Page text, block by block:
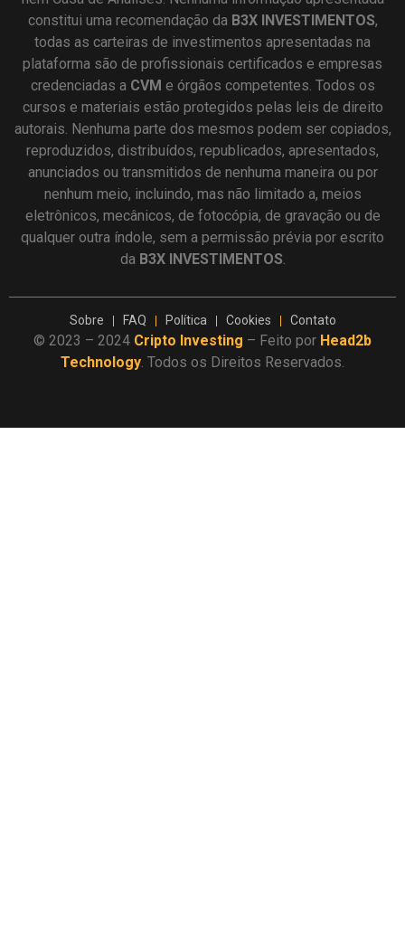
constitui uma recomendação da B3X INVESTIMENTOS,
todas as carteiras de investimentos apresentadas na
plataforma são de profissionais certificados e empresas
credenciadas a CVM e órgãos competentes. Todos os
cursos e materiais estão protegidos pelas leis de direito
autorais. Nenhuma parte dos mesmos podem ser copiados,
reproduzidos, distribuídos, republicados, apresentados,
anunciados ou transmitidos de nenhuma maneira ou por
nenhum meio, incluindo, mas não limitado a, meios
eletrônicos, mecânicos, de fotocópia, de gravação ou de
qualquer outra índole, sem a permissão prévia por escrito
da B3X INVESTIMENTOS
Sobre FAQ Política Cookies Contato
© 2023 – 2024 Cripto Investing – Feito por Head2b
Technology. Todos os Direitos Reservados.